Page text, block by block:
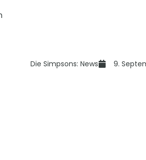
Die Simpsons: News 9.